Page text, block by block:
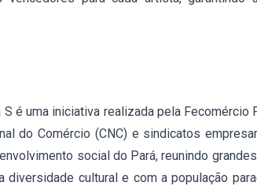
S é uma iniciativa realizada pela Fecomércio
do Comércio (CNC) e sindicatos
social do Pará, reunindo
diversidade cultural e com a população